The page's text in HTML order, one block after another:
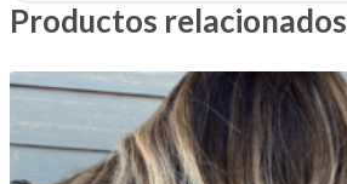
Productos relacionados